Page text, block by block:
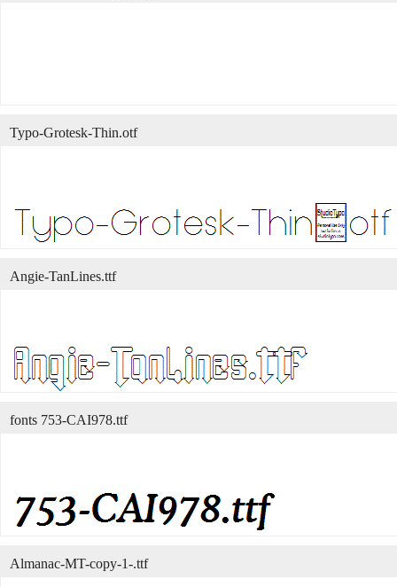
Typo-Grotesk-Thin.otf
Angie-TanLines.ttf
fonts 753-CAI978.ttf
Almanac-MT-copy-1-.ttf